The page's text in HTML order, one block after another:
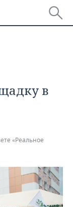
в
«Реальное